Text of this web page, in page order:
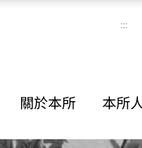
:::
關於本所 本所